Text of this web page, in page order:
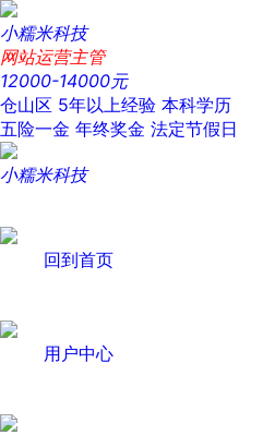
小糯米科技
网站运营主管
12000-14000元
仓山区 5年以上经验 本科学历
五险一金 年终奖金 法定节假日
小糯米科技
回到首页
用户中心